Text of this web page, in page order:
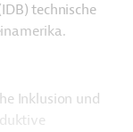
technische
Inklusion und